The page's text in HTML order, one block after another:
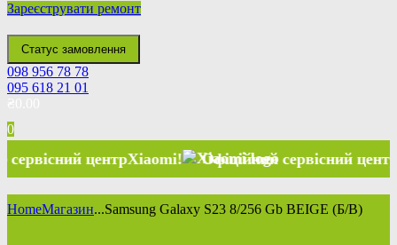
Зареєструвати ремонт
Статус замовлення
098 956 78 78
095 618 21 01
0
центрXiaomi! Офіційний сервісний центрXiaomi!
HomeМагазин...Samsung Galaxy S23 8/256 Gb BEIGE (Б/В)